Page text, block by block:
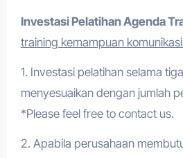
Investasi PelatihanAgenda
training kemampuan
1. Investasi pelatihan selama
menyesuaikan dengan jumlah
*Please feel free to contact us.
2. Apabila perusahaan